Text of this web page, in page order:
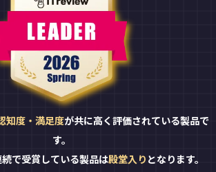
知度・満足度が共に高く評価されている製品で
す。
で受賞している製品は殿堂入り となります。